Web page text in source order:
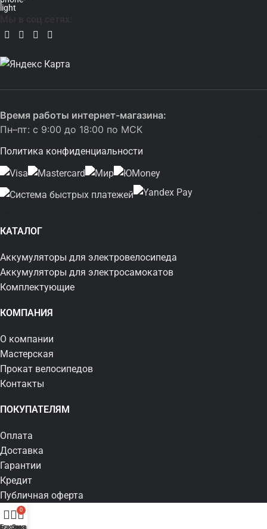
Время работы интернет-магазина:
Пн–пт: с 9:00 до 18:00 по МСК
Политика конфиденциальности
КАТАЛОГ
Аккумуляторы для электровелосипеда
Аккумуляторы для электросамокатов
Комплектующие
КОМПАНИЯ
О компании
Мастерская
Прокат велосипедов
Контакты
ПОКУПАТЕЛЯМ
Оплата
Доставка
Гарантии
Кредит
Публичная оферта
колонка)
0
Заказ